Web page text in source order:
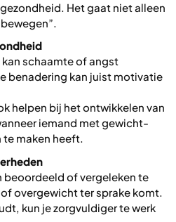
Het gaat niet alleen
schaamte of angst
benadering kan juist motivatie
helpen bij het ontwikkelen van
iemand met gewicht-
maken heeft.
beoordeeld of vergeleken te
overgewicht ter sprake komt.
kun je zorgvuldiger te werk